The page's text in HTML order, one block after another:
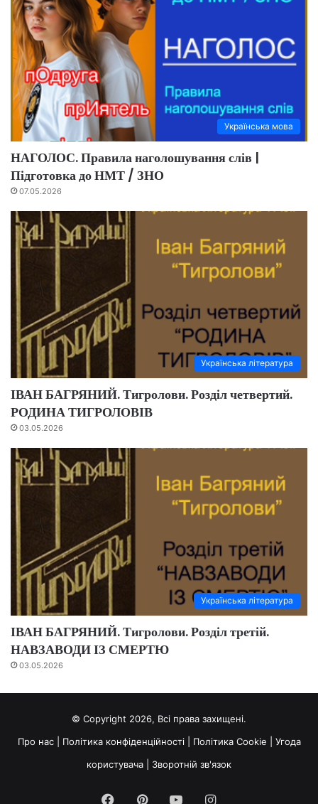
Українська мова
НАГОЛОС. Правила наголошування слів |
Підготовка до НМТ / ЗНО
07.05.2026
Українська література
ІВАН БАГРЯНИЙ. Тигролови. Розділ четвертий.
РОДИНА ТИГРОЛОВІВ
03.05.2026
Українська література
ІВАН БАГРЯНИЙ. Тигролови. Розділ третій.
НАВЗАВОДИ ІЗ СМЕРТЮ
03.05.2026
© Copyright 2026, Всі права захищені.
Про нас
Політика конфіденційності Політика Cookie
Угода
користувача
Зворотній зв'язок
Facebook
PinterestYouTubeInstagram